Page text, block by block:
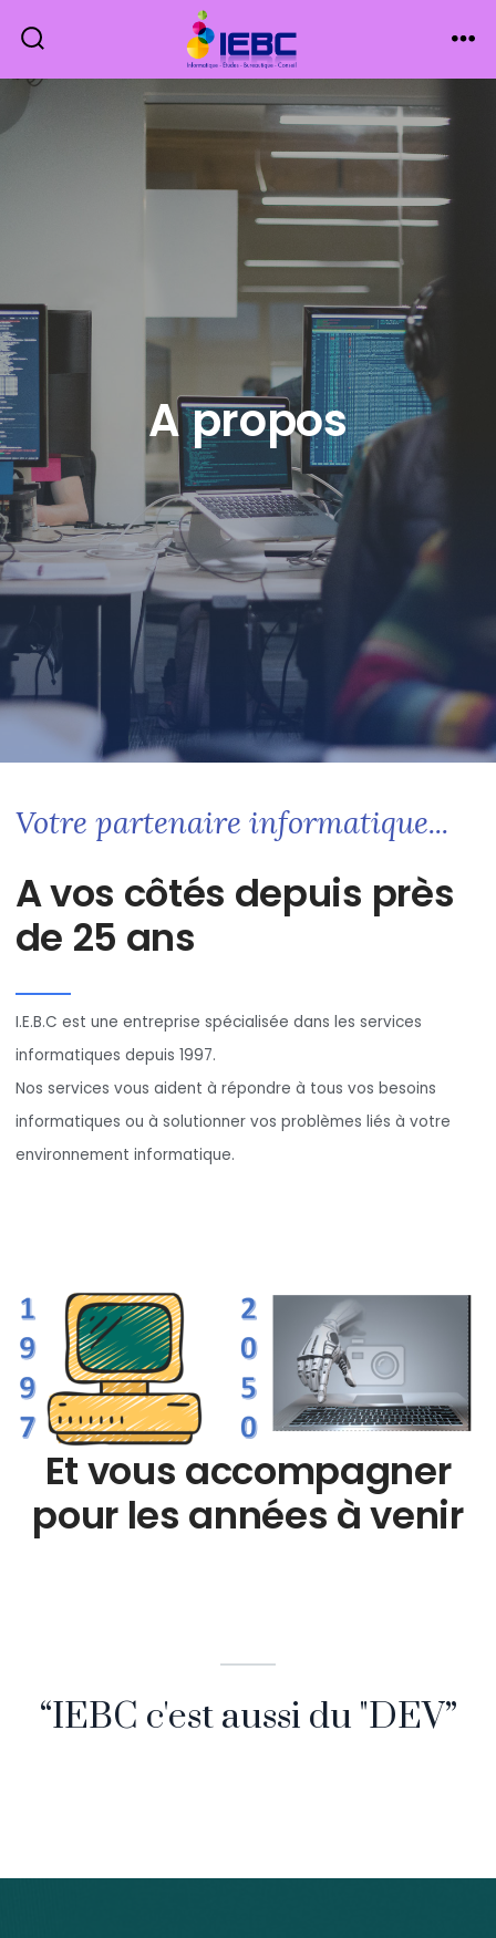
A propos
Votre partenaire informatique...
A vos côtés depuis près
de 25 ans
I.E.B.C est une entreprise spécialisée dans les services
informatiques depuis 1997.
Nos services vous aident à répondre à tous vos besoins
informatiques ou à solutionner vos problèmes liés à votre
environnement informatique.
Et vous accompagner
pour les années à venir
“IEBC c'est aussi du "DEV”